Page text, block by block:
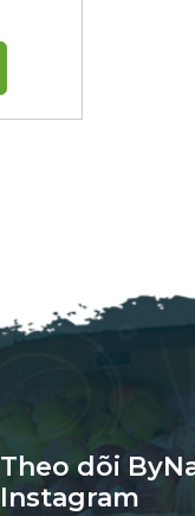
Theo dõi
Instagram